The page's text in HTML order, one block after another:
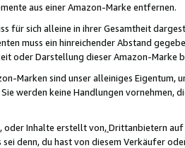
aus einer Amazon-Marke entfernen.
für sich alleine in ihrer Gesamtheit
muss ein hinreichender Abstand
oder Darstellung dieser Amazon-Marke
Marken sind unser alleiniges
werden keine Handlungen vornehmen,
oder Inhalte erstellt von,Drittanbietern auf
denn, du hast von diesem Verkäufer